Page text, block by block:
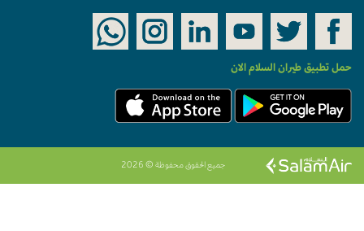
حمل تطبيق طيران السلام الان
جميع الحقوق محفوظة © 2026